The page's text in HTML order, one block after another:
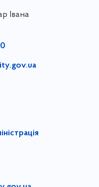
Івана